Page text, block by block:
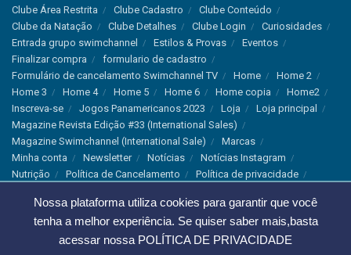
Nossa plataforma utiliza cookies para garantir que você
tenha a melhor experiência. Se quiser saber mais,basta
acessar nossa POLÍTICA DE PRIVACIDADE
Clube Área Restrita
Clube Cadastro
Clube Conteúdo
Clube da Natação
Clube Detalhes Clube Login
Curiosidades
Entrada grupo swimchannel
Estilos & Provas
Eventos
Finalizar compra
formulario de cadastro
Formulário de cancelamento Swimchannel TV
Home
Home 2
Home 3
Home 4 Home 5 Home 6 Home copia
Home2
Inscreva-se
Jogos Panamericanos 2023 Loja
Loja principal
Magazine Revista Edição #33 (International Sales)
Magazine Swimchannel (International Sale)
Marcas
Minha conta
Newsletter Notícias
Notícias Instagram
Nutrição
Política de Cancelamento
Política de privacidade
Recordes & Rankings
Revistas Saúde
Sobre Nós
Swimchannel
Thank You Treino
Troca e Devolução
Troca, Devolução e Cancelamentos